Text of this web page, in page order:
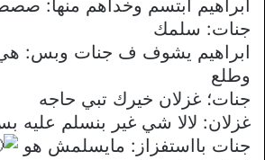
ابراهيم ابتسم وخداهم منها:
جنات: سلمك
ابراهيم يشوف ف جنات وبس:
وطلع
جنات؛ غزلان خيرك تبي حاجه
غزلان: لالا شي غير بنسلم عليه
جنات بااستفزاز: مايسلمش هو